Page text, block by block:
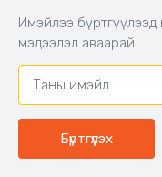
Хамтран ажиллах
Холбоо барих
Имэйлээ
мэдээлэл аваарай.
Бүртгүүлэх